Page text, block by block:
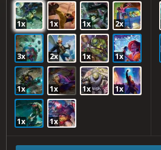
1x 1x 1x 2x
3x 2x 1x 1x
1x 1x 1x 1x
1x 1x